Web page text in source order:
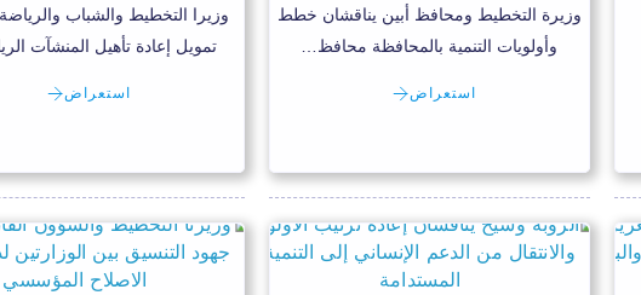
وزيرة التخطيط ومحافظ أبين يناقشان خطط
وأولويات التنمية بالمحافظة محافظ…
استعراض
وزيرا التخطيط والشباب
تمويل إعادة تأهيل المنشآت
استعراض